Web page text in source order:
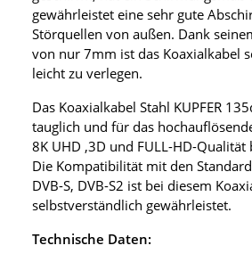
gewährleistet eine sehr gute
Störquellen von außen. Dank
von nur 7mm ist das Koaxialkabel
leicht zu verlegen.
Das Koaxialkabel Stahl KUPFER
tauglich und für das
8K UHD ,3D und FULL-HD-Qualität
Die Kompatibilität mit den
DVB-S, DVB-S2 ist bei diesem
selbstverständlich gewährleistet.
Technische Daten: